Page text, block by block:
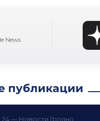
News
публикации
24 — Новости Гродно